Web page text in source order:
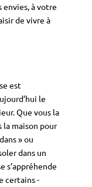
envies, à votre
de vivre à
est
le
Que vous la
maison pour
» ou
dans un
s’appréhende
certains -